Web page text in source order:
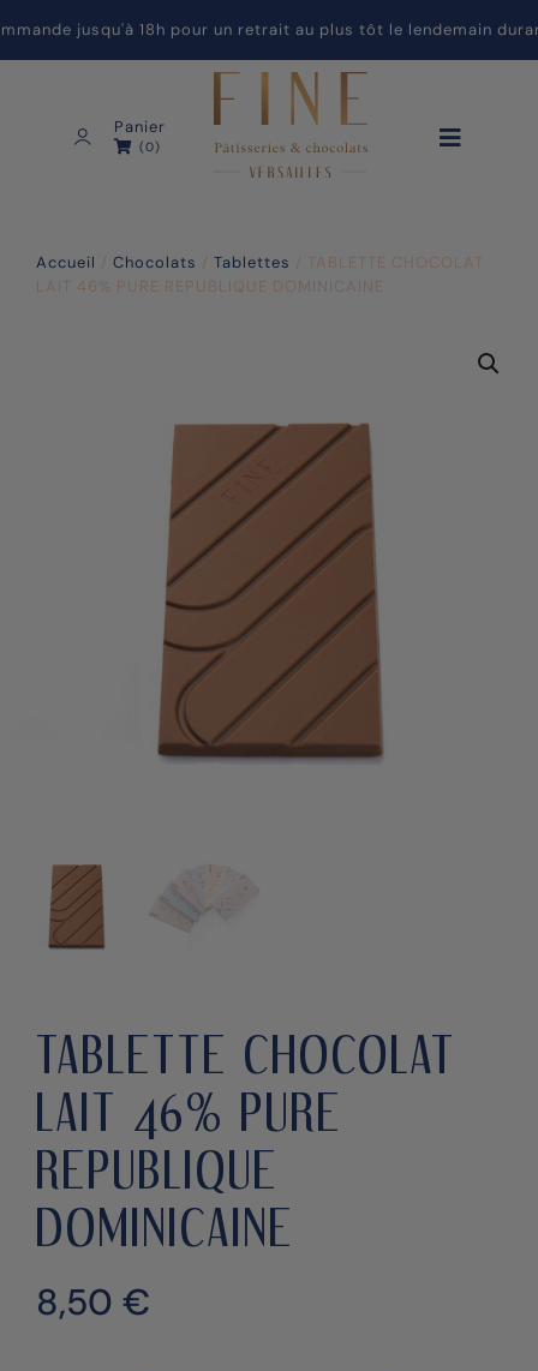
jusqu'à 18h pour un retrait au plus tôt le lendemain
Panier
(0)
Accueil / Chocolats / Tablettes / TABLETTE CHOCOLAT
LAIT 46% PURE REPUBLIQUE DOMINICAINE
TABLETTE CHOCOLAT
LAIT 46% PURE
REPUBLIQUE
DOMINICAINE
8,50 €